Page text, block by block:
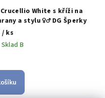
White s kříži na
a stylu ♀️♂️ DG Šperky
/ ks
B